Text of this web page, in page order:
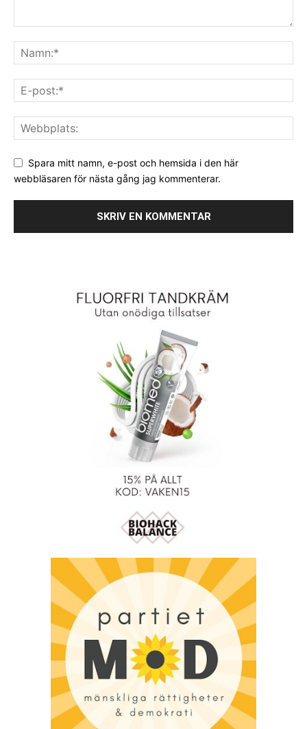
Spara mitt namn, e-post och hemsida i den här
webbläsaren för nästa gång jag kommenterar.